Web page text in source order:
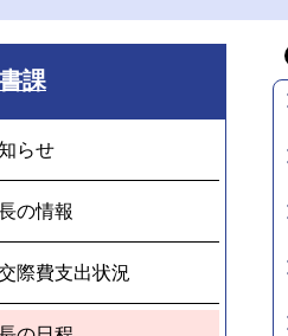
課
らせ
の情報
際費支出状況